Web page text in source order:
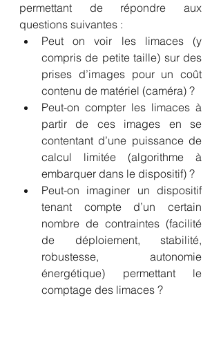
permettant de répondre aux
questions suivantes :
Peut on voir les limaces (y
compris de petite taille) sur des
prises d’images pour un coût
contenu de matériel (caméra) ?
Peut-on compter les limaces à
partir de ces images en se
contentant d’une puissance de
calcul limitée (algorithme à
embarquer dans le dispositif) ?
Peut-on imaginer un dispositif
tenant compte d’un certain
nombre de contraintes (facilité
de déploiement, stabilité,
robustesse, autonomie
énergétique) permettant le
comptage des limaces ?